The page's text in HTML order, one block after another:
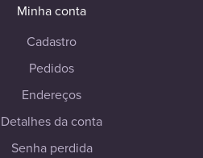
Minha conta
Cadastro
Pedidos
Endereços
Detalhes da conta
Senha perdida